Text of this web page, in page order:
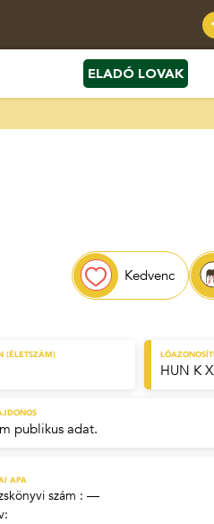
ELADÓ LOVAK
Kedvenc
(ÉLETSZÁM)
HUN K
publikus adat.
APA
szám : —